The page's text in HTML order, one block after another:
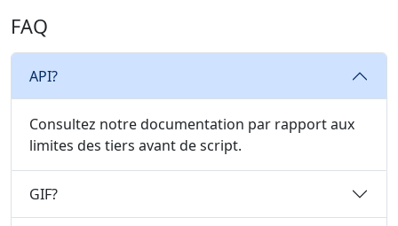
FAQ
API?
Consultez notre documentation par rapport aux
limites des tiers avant de script.
GIF?